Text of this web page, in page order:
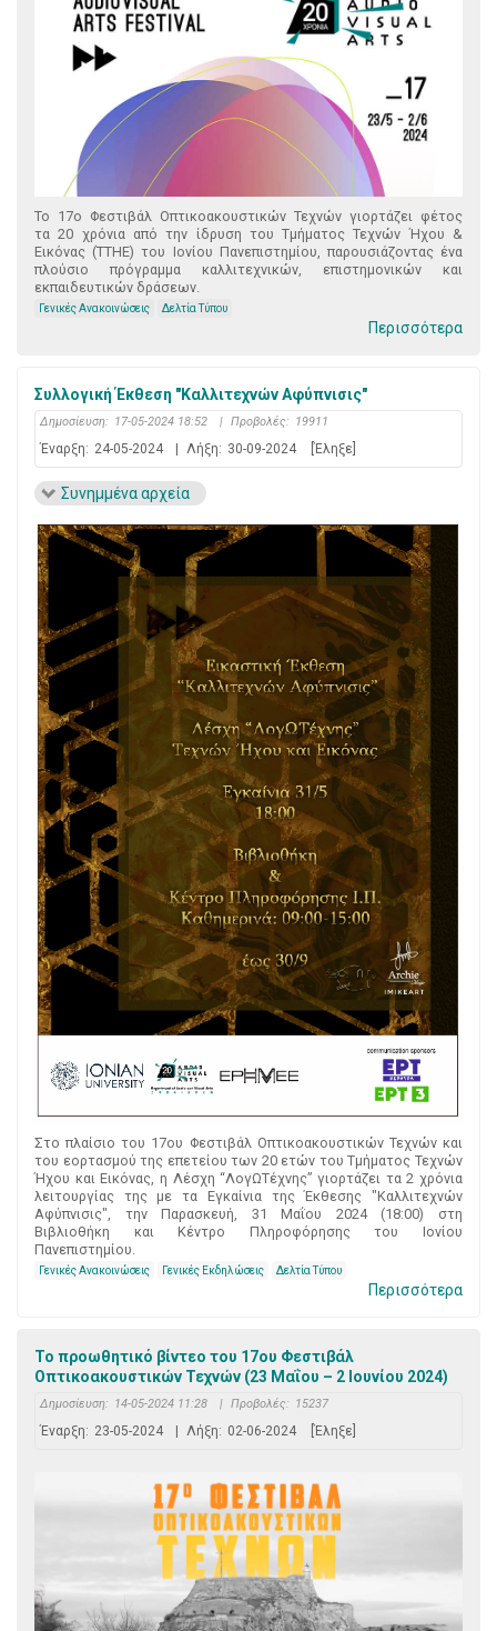
Το 17ο Φεστιβάλ Οπτικοακουστικών Τεχνών γιορτάζει φέτος
τα 20 χρόνια από την ίδρυση του Τμήματος Τεχνών Ήχου &
Εικόνας (ΤΤΗΕ) του Ιονίου Πανεπιστημίου, παρουσιάζοντας ένα
πλούσιο πρόγραμμα καλλιτεχνικών, επιστημονικών και
εκπαιδευτικών δράσεων.
Γενικές Ανακοινώσεις Δελτία Τύπου
Περισσότερα
Συλλογική Έκθεση "Καλλιτεχνών Αφύπνισις"
Δημοσίευση: 17-05-2024 18:52 | Προβολές: 19911
Έναρξη: 24-05-2024 | Λήξη: 30-09-2024 [Έληξε]
Συνημμένα αρχεία
Στο πλαίσιο του 17ου Φεστιβάλ Οπτικοακουστικών Τεχνών και
του εορτασμού της επετείου των 20 ετών του Τμήματος Τεχνών
Ήχου και Εικόνας, η Λέσχη “ΛογΩΤέχνης” γιορτάζει τα 2 χρόνια
λειτουργίας της με τα Εγκαίνια της Έκθεσης "Καλλιτεχνών
Αφύπνισις", την Παρασκευή, 31 Μαΐου 2024 (18:00) στη
Βιβλιοθήκη και Κέντρο Πληροφόρησης του Ιονίου
Πανεπιστημίου.
Γενικές Ανακοινώσεις Γενικές Εκδηλώσεις Δελτία Τύπου
Περισσότερα
Το προωθητικό βίντεο του 17ου Φεστιβάλ
Οπτικοακουστικών Τεχνών (23 Μαΐου – 2 Ιουνίου 2024)
Δημοσίευση: 14-05-2024 11:28 | Προβολές: 15237
Έναρξη: 23-05-2024 | Λήξη: 02-06-2024 [Έληξε]